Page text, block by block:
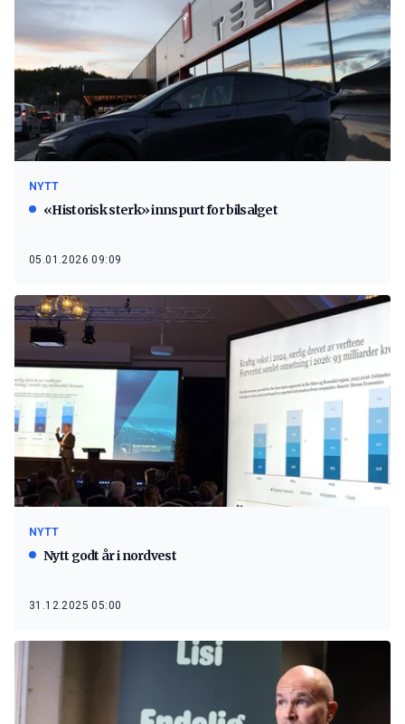
NYTT
«Historisk sterk» innspurt for bilsalget
05.01.2026 09:09
NYTT
Nytt godt år i nordvest
31.12.2025 05:00